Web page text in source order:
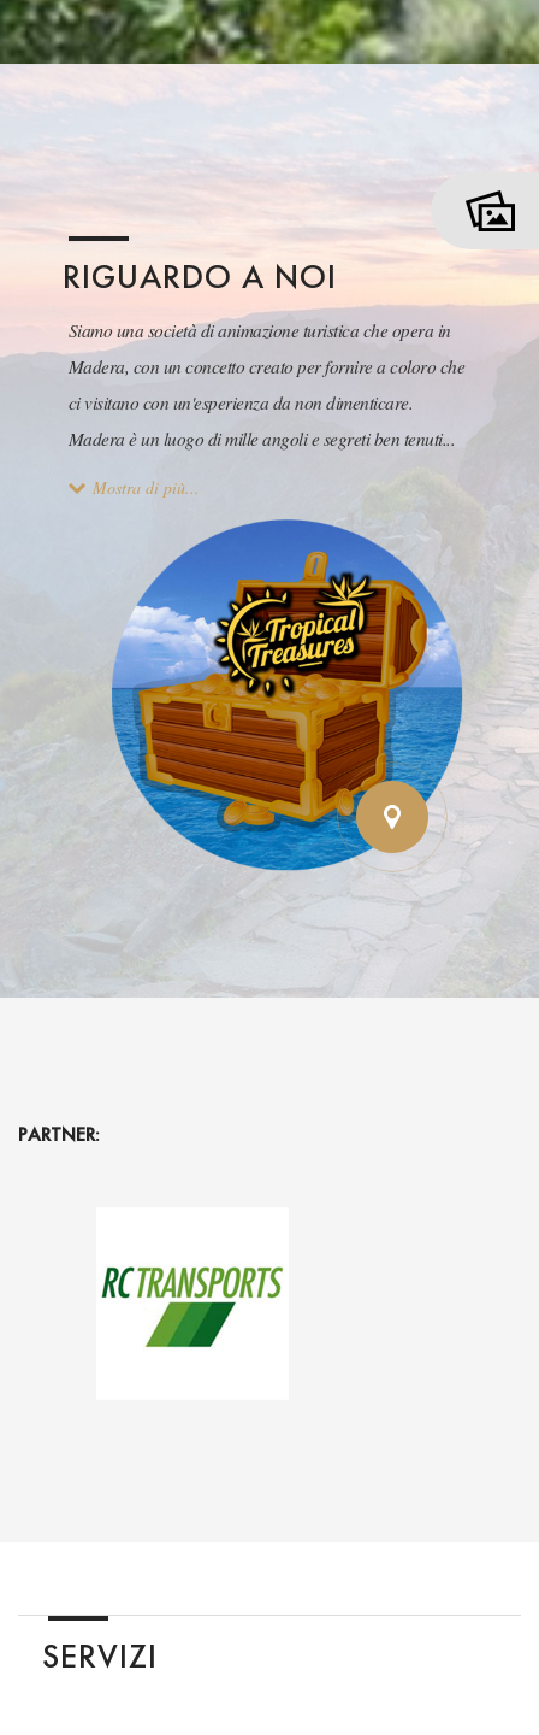
RIGUARDO A NOI
Siamo una società di animazione turistica che opera in
Madera, con un concetto creato per fornire a coloro che
ci visitano con un'esperienza da non dimenticare.
Madera è un luogo di mille angoli e segreti ben tenuti...
Mostra di più...
PARTNER:
SERVIZI